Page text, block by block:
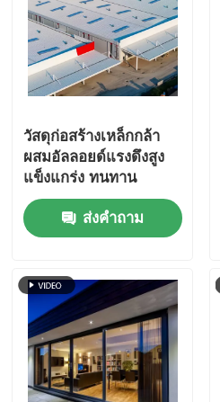
วัสดุก่อสร้างเหล็กกล้า
ผสมอัลลอยด์แรงดึงสูง
แข็งแกร่ง ทนทาน
ส่งคำถาม